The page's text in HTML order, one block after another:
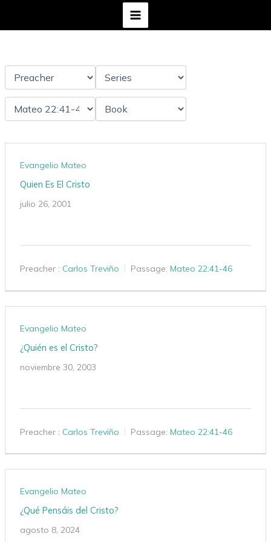
Evangelio Mateo
Quien Es El Cristo
julio 26, 2001
Preacher : Carlos Treviño Passage: Mateo 22:41-46
Evangelio Mateo
¿Quién es el Cristo?
noviembre 30, 2003
Preacher : Carlos Treviño Passage: Mateo 22:41-46
Evangelio Mateo
¿Qué Pensáis del Cristo?
agosto 8, 2024